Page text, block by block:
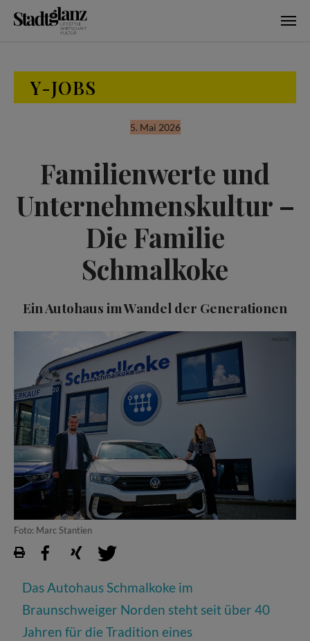
Y-JOBS
5. Mai 2026
Familienwerte und
Unternehmenskultur –
Die Familie
Schmalkoke
Ein Autohaus im Wandel der Generationen
Foto: Marc Stantien
Das Autohaus Schmalkoke im
Braunschweiger Norden steht seit über 40
Jahren für die Tradition eines